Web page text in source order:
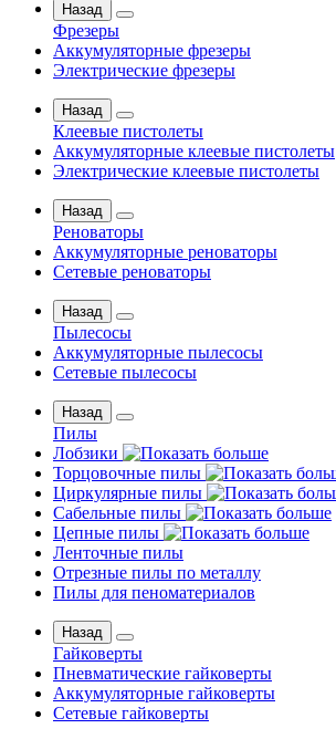
Назад
Фрезеры
Аккумуляторные фрезеры
Электрические фрезеры
Назад
Клеевые пистолеты
Аккумуляторные клеевые пистолеты
Электрические клеевые пистолеты
Назад
Реноваторы
Аккумуляторные реноваторы
Сетевые реноваторы
Назад
Пылесосы
Аккумуляторные пылесосы
Сетевые пылесосы
Назад
Пилы
Лобзики
Торцовочные пилы
Циркулярные пилы
Сабельные пилы
Цепные пилы
Ленточные пилы
Отрезные пилы по металлу
Пилы для пеноматериалов
Назад
Гайковерты
Пневматические гайковерты
Аккумуляторные гайковерты
Сетевые гайковерты